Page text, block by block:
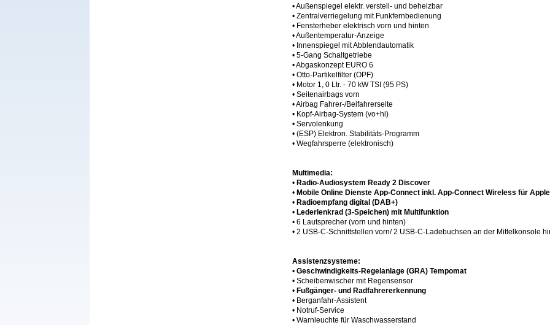
• Außenspiegel elektr. verstell- und beheizbar
• Zentralverriegelung mit Funkfernbedienung
• Fensterheber elektrisch vorn und hinten
• Außentemperatur-Anzeige
• Innenspiegel mit Abblendautomatik
• 5-Gang Schaltgetriebe
• Abgaskonzept EURO 6
• Otto-Partikelfilter (OPF)
• Motor 1, 0 Ltr. - 70 kW TSI (95 PS)
• Seitenairbags vorn
• Airbag Fahrer-/Beifahrerseite
• Kopf-Airbag-System (vo+hi)
• Servolenkung
• (ESP) Elektron. Stabilitäts-Programm
• Wegfahrsperre (elektronisch)
Multimedia:
• Radio-Audiosystem Ready 2 Discover
• Mobile Online Dienste App-Connect inkl. App-Connect Wireless für
• Radioempfang digital (DAB+)
• Lederlenkrad (3-Speichen) mit Multifunktion
• 6 Lautsprecher (vorn und hinten)
• 2 USB-C-Schnittstellen vorn/ 2 USB-C-Ladebuchsen an der Mittelkonsole
Assistenzsysteme:
• Geschwindigkeits-Regelanlage (GRA) Tempomat
• Scheibenwischer mit Regensensor
• Fußgänger- und Radfahrererkennung
• Berganfahr-Assistent
• Notruf-Service
• Warnleuchte für Waschwasserstand